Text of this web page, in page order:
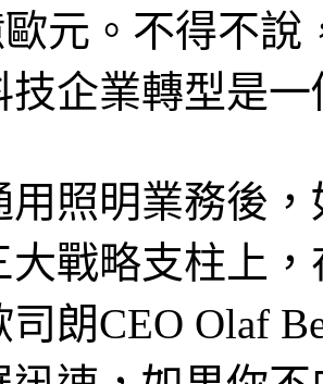
元。不得不
技企業轉型是
用照明業務後
大戰略支柱上
司朗CEO Olaf